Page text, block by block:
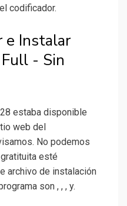
codificador.
e Instalar
- Sin
estaba disponible
web del
No podemos
esté
archivo de instalación
son , , , y.